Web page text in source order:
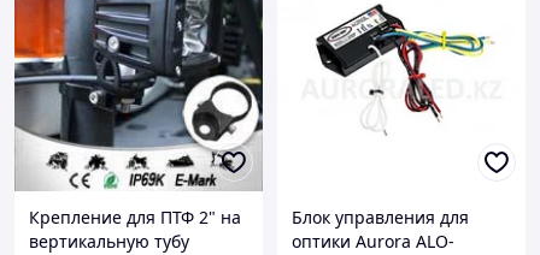
Крепление для ПТФ 2" на
вертикальную тубу
Блок управления для
оптики Aurora ALO-